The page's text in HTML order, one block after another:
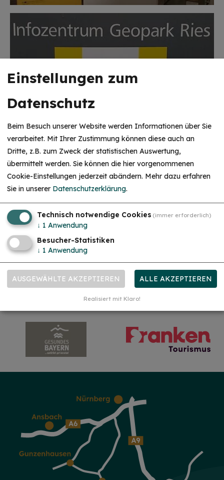
Unsere Partner
HINWEIS
Christkind & Engel gesucht!
Wir suchen dich als Christkind oder Engel. Hast
du Lust das Gesicht der Treuchtlinger
Lächeln ins Gesicht zu zaubern und Freude und
Herzlichkeit auszustrahlen? Dann melde dich
gerne bei uns!...mehr
Einstellungen zum
Datenschutz
Beim Besuch unserer Website werden Informationen über Sie
verarbeitet. Mit Ihrer Zustimmung können diese auch an
Dritte, z.B. zum Zweck der statistischen Auswertung,
übermittelt werden. Sie können die hier vorgenommenen
Cookie-Einstellungen jederzeit abändern. Mehr dazu erfahren
Sie in unserer Datenschutzerklärung.
Technisch notwendige Cookies (immer erforderlich)
↓ 1 Anwendung
Besucher-Statistiken
↓ 1 Anwendung
AUSGEWÄHLTE AKZEPTIEREN ALLE AKZEPTIEREN
Realisiert mit Klaro!